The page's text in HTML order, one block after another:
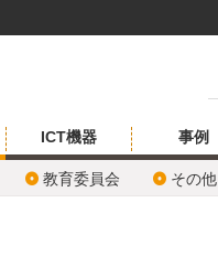
教育委員会 その他
ICT機器 事例